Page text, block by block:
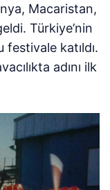
Macaristan,
Türkiye’nin
festivale katıldı.
adını ilk